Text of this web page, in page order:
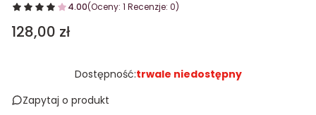
4.00(Oceny: 1 Recenzje: 0)
Cena
128,00 zł
Dostępność:trwale niedostępny
Zapytaj o produkt